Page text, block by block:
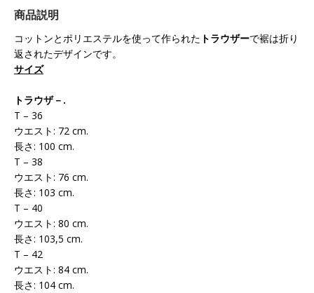
商品説明
コットンとポリエステルを使って作られた トラウザーで裾は折り
返されたデザインです。
サイズ
トラウザ－ .
T – 36
ウエスト: 72 cm.
長さ: 100 cm.
T – 38
ウエスト: 76 cm.
長さ: 103 cm.
T – 40
ウエスト: 80 cm.
長さ: 103,5 cm.
T – 42
ウエスト: 84 cm.
長さ: 104 cm.